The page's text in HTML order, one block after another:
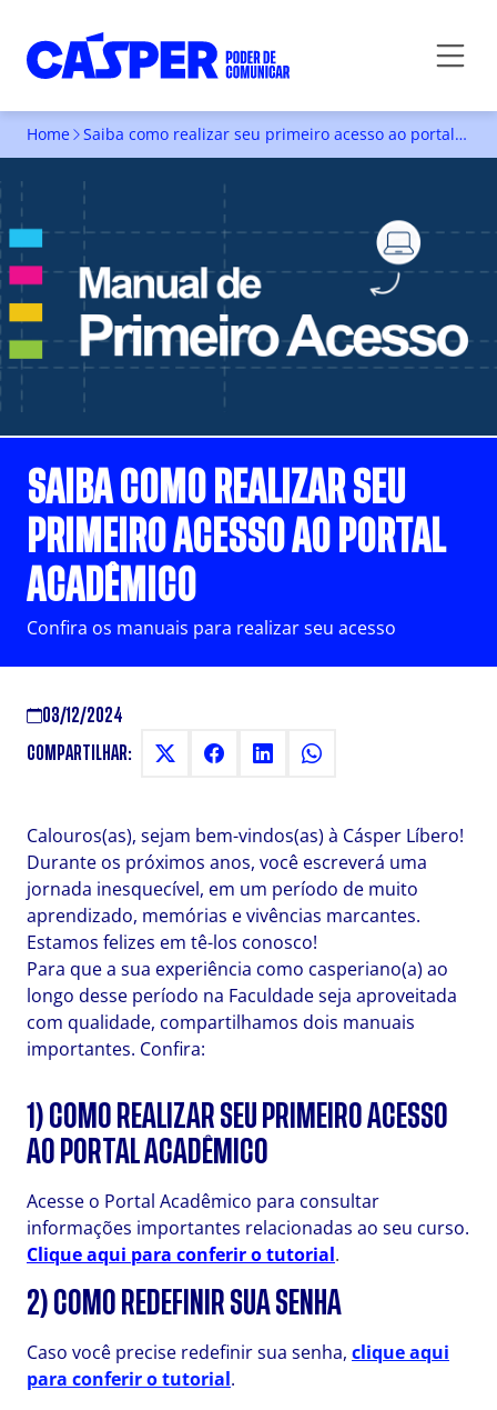
Home Saiba como realizar seu primeiro acesso ao portal acadêmico
SAIBA COMO REALIZAR SEU
PRIMEIRO ACESSO AO PORTAL
ACADÊMICO
Confira os manuais para realizar seu acesso
03/12/2024
COMPARTILHAR:
Calouros(as), sejam bem-vindos(as) à Cásper Líbero!
Durante os próximos anos, você escreverá uma
jornada inesquecível, em um período de muito
aprendizado, memórias e vivências marcantes.
Estamos felizes em tê-los conosco!
Para que a sua experiência como casperiano(a) ao
longo desse período na Faculdade seja aproveitada
com qualidade, compartilhamos dois manuais
importantes. Confira:
1) COMO REALIZAR SEU PRIMEIRO ACESSO
AO PORTAL ACADÊMICO
Acesse o Portal Acadêmico para consultar
informações importantes relacionadas ao seu curso.
Clique aqui para conferir o tutorial.
2) COMO REDEFINIR SUA SENHA
Caso você precise redefinir sua senha, clique aqui
para conferir o tutorial.